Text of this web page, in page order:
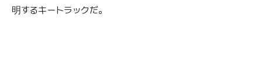
明するキートラックだ。